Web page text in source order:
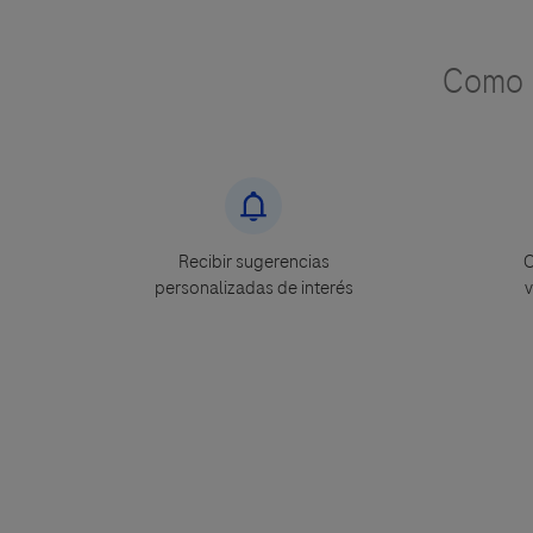
Recibir sugerencias
personalizadas de interés